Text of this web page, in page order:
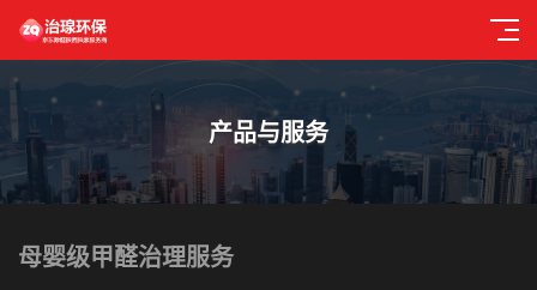
产品与服务
母婴级甲醛治理服务